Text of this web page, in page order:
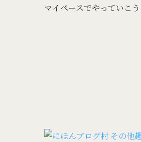
マイペースでやっていこう